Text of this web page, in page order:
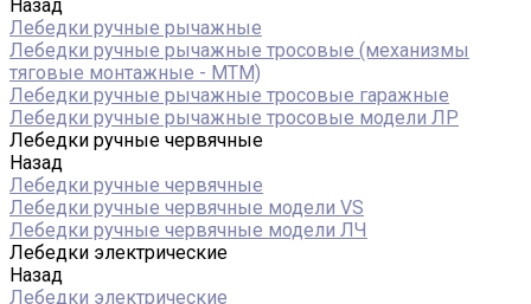
Назад
Лебедки ручные рычажные
Лебедки ручные рычажные тросовые (механизмы
тяговые монтажные - МТМ)
Лебедки ручные рычажные тросовые гаражные
Лебедки ручные рычажные тросовые модели ЛР
Лебедки ручные червячные
Назад
Лебедки ручные червячные
Лебедки ручные червячные модели VS
Лебедки ручные червячные модели ЛЧ
Лебедки электрические
Назад
Лебедки электрические